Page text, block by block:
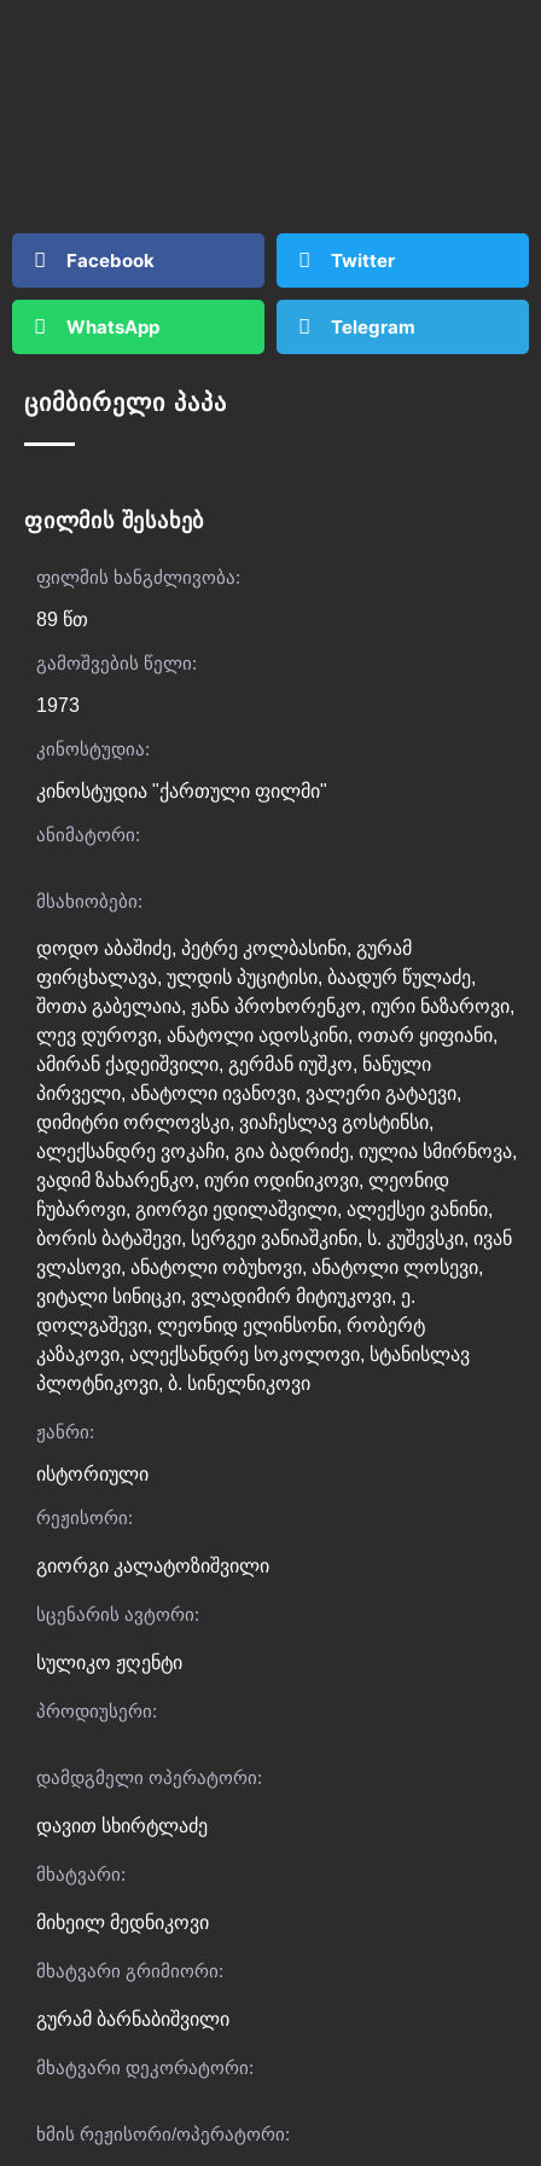
Facebook Twitter
WhatsApp Telegram
ციმბირელი პაპა
ფილმის შესახებ
ფილმის ხანგძლივობა:
89 წთ
გამოშვების წელი:
1973
კინოსტუდია:
კინოსტუდია "ქართული ფილმი"
ანიმატორი:
მსახიობები:
დოდო აბაშიძე, პეტრე კოლბასინი, გურამ
ფირცხალავა, ულდის პუციტისი, ბაადურ წულაძე,
შოთა გაბელაია, ჟანა პროხორენკო, იური ნაზაროვი,
ლევ დუროვი, ანატოლი ადოსკინი, ოთარ ყიფიანი,
ამირან ქადეიშვილი, გერმან იუშკო, ნანული
პირველი, ანატოლი ივანოვი, ვალერი გატაევი,
დიმიტრი ორლოვსკი, ვიაჩესლავ გოსტინსი,
ალექსანდრე ვოკაჩი, გია ბადრიძე, იულია სმირნოვა,
ვადიმ ზახარენკო, იური ოდინიკოვი, ლეონიდ
ჩუბაროვი, გიორგი ედილაშვილი, ალექსეი ვანინი,
ბორის ბატაშევი, სერგეი ვანიაშკინი, ს. კუშევსკი, ივან
ვლასოვი, ანატოლი ობუხოვი, ანატოლი ლოსევი,
ვიტალი სინიცკი, ვლადიმირ მიტიუკოვი, ე.
დოლგაშევი, ლეონიდ ელინსონი, რობერტ
კაზაკოვი, ალექსანდრე სოკოლოვი, სტანისლავ
პლოტნიკოვი, ბ. სინელნიკოვი
ჟანრი:
ისტორიული
რეჟისორი:
გიორგი კალატოზიშვილი
სცენარის ავტორი:
სულიკო ჟღენტი
პროდიუსერი:
დამდგმელი ოპერატორი:
დავით სხირტლაძე
მხატვარი:
მიხეილ მედნიკოვი
მხატვარი გრიმიორი:
გურამ ბარნაბიშვილი
მხატვარი დეკორატორი:
ხმის რეჟისორი/ოპერატორი: